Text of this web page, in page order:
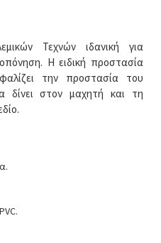
Τεχνών ιδανική για
Η ειδική προστασία
την προστασία του
δίνει στον μαχητή και τη